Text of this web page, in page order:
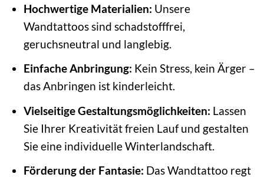
Hochwertige Materialien: Unsere
Wandtattoos sind schadstofffrei,
geruchsneutral und langlebig.
Einfache Anbringung: Kein Stress, kein Ärger –
das Anbringen ist kinderleicht.
Vielseitige Gestaltungsmöglichkeiten: Lassen
Sie Ihrer Kreativität freien Lauf und gestalten
Sie eine individuelle Winterlandschaft.
Förderung der Fantasie: Das Wandtattoo regt